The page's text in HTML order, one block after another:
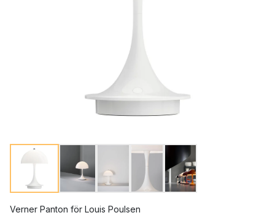
Verner Panton för Louis Poulsen